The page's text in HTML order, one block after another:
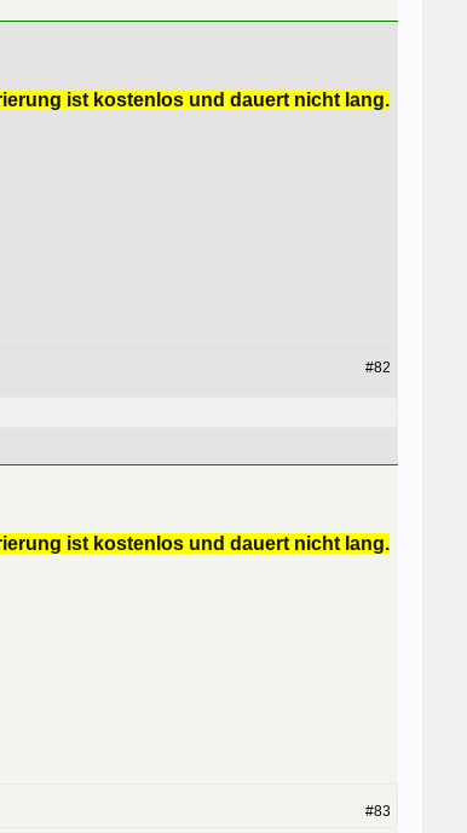
ist kostenlos und dauert nicht lang.
#82
ist kostenlos und dauert nicht lang.
#83